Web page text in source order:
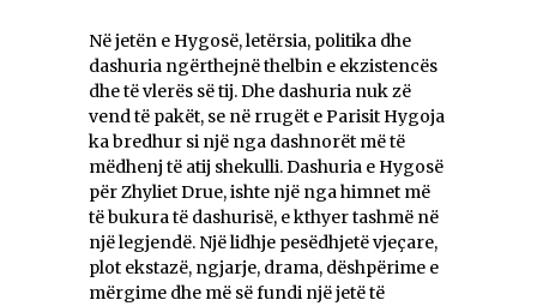
Në jetën e Hygosë, letërsia, politika dhe
dashuria ngërthejnë thelbin e ekzistencës
dhe të vlerës së tij. Dhe dashuria nuk zë
vend të pakët, se në rrugët e Parisit Hygoja
ka bredhur si një nga dashnorët më të
mëdhenj të atij shekulli. Dashuria e Hygosë
për Zhyliet Drue, ishte një nga himnet më
të bukura të dashurisë, e kthyer tashmë në
një legjendë. Një lidhje pesëdhjetë vjeçare,
plot ekstazë, ngjarje, drama, dëshpërime e
mërgime dhe më së fundi një jetë të